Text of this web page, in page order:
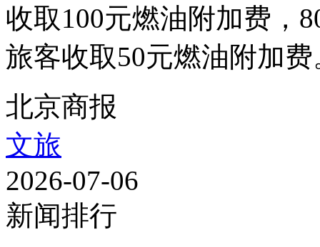
收取100元燃油附加费，
旅客收取50元燃油附加
北京商报
文旅
2026-07-06
新闻排行